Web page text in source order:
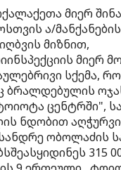
მიერ
ა/
მიზნით,
მიერ
სქემა,
ბრალდებულის
ცენტრში",
ნდობით
ობოლაძის
315